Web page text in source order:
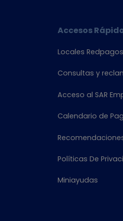
Accesos
Locales Redpagos
Consultas y
Acceso al SAR
Calendario de
Políticas De
Miniayudas